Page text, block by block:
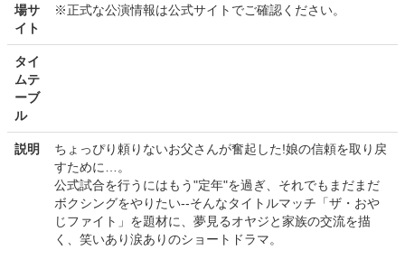
場サ
イト
※正式な公演情報は公式サイトでご確認ください。
タイ
ムテ
ーブ
ル
説明
ちょっぴり頼りないお父さんが奮起した!娘の信頼を取り戻
すために…。
公式試合を行うにはもう"定年"を過ぎ、それでもまだまだ
ボクシングをやりたい--そんなタイトルマッチ「ザ・おや
じファイト」を題材に、夢見るオヤジと家族の交流を描
く、笑いあり涙ありのショートドラマ。